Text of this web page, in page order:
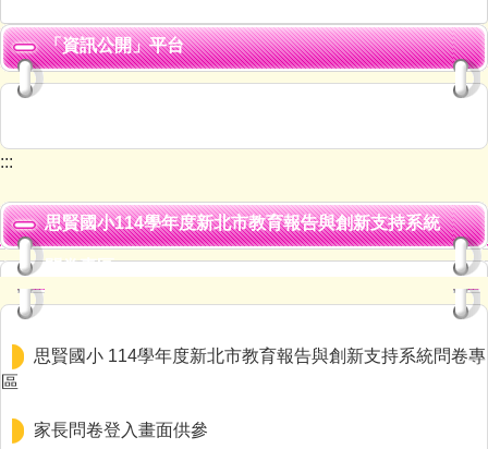
「資訊公開」平台
:::
思賢國小114學年度新北市教育報告與創新支持系統
問卷專區
思賢國小 114學年度新北市教育報告與創新支持系統問卷專
區
家長問卷登入畫面供參